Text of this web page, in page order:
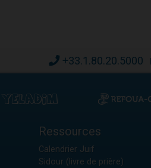
+33.1.80.20.5000
Ressources
Calendrier Juif
Sidour (livre de prière)